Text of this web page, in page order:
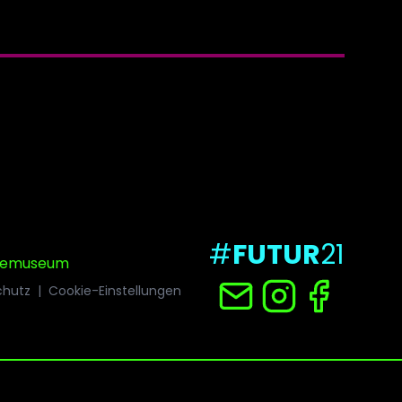
#FUTUR21
| Cookie-Einstellungen